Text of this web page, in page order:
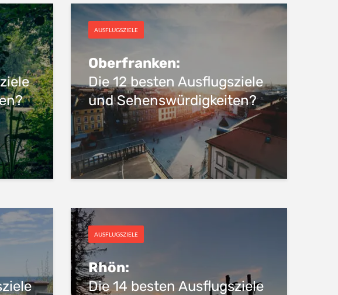
AUSFLUGSZIELE
Oberfranken:
Die 12 besten Ausflugsziele
und Sehenswürdigkeiten?
AUSFLUGSZIELE
Rhön:
Die 14 besten Ausflugsziele